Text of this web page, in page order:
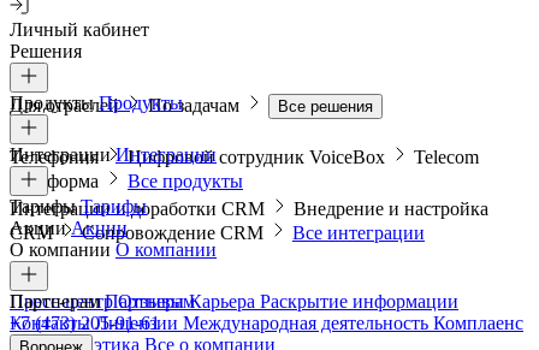
Личный кабинет
Решения
Для отраслей По задачам Все решения
ПродуктыПродукты
Телефония Цифровой сотрудник VoiceBox
Telecom
платформа
Все продукты
ИнтеграцииИнтеграции
Интеграции и доработки CRM
Внедрение и настройка
CRM
Сопровождение CRM Все интеграции
ТарифыТарифы
АкцииАкции
О компании О компании
Пресс-центрОтзывыКарьера Раскрытие информации
КонтактыЛицензии Международная деятельность Комплаенс
и деловая этика Все о компании
ПартнерамПартнерам
+7 (473) 205-91-61